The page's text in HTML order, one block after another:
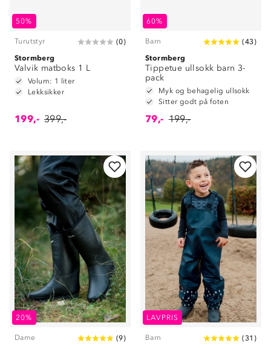
50%
Turutstyr (0)
Stormberg
Valvik matboks 1 L
Volum: 1 liter
Lekksikker
199,- 399,-
60%
Barn (43)
Stormberg
Tippetue ullsokk barn 3-
pack
Myk og behagelig ullsokk
Sitter godt på foten
79,- 199,-
20%
Dame (9)
LAVPRIS
Barn (31 )